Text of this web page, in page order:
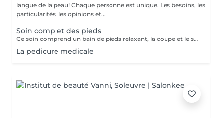
langue de la peau! Chaque personne est unique. Les besoins, les
particularités, les opinions et...
Soin complet des pieds
Ce soin comprend un bain de pieds relaxant, la coupe et le soin des ongles, le traitement des ongles épaissis, l'élimination des callosités et des cors,le soin des talons secs et abîmés, une hydratation nourrissante ainsi qu'un massage de confort en fin de soin.
La pedicure medicale